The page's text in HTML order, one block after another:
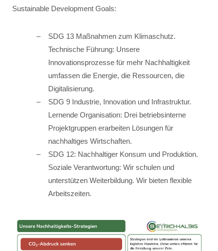
Sustainable Development Goals:
SDG 13 Maßnahmen zum Klimaschutz.
Technische Führung: Unsere
Innovationsprozesse für mehr Nachhaltigkeit
umfassen die Energie, die Ressourcen, die
Digitalisierung.
SDG 9 Industrie, Innovation und Infrastruktur.
Lernende Organisation: Drei betriebsinterne
Projektgruppen erarbeiten Lösungen für
nachhaltiges Wirtschaften.
SDG 12: Nachhaltiger Konsum und Produktion.
Soziale Verantwortung: Wir schulen und
unterstützen Weiterbildung. Wir bieten flexible
Arbeitszeiten.